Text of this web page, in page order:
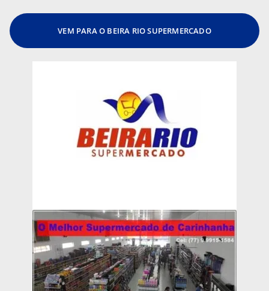
VEM PARA O BEIRA RIO SUPERMERCADO